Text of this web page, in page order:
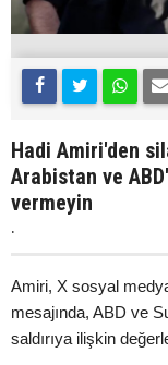
Hadi Amiri'den
Arabistan ve
vermeyin
.
Amiri, X sosyal
mesajında, ABD ve
saldırıya ilişkin